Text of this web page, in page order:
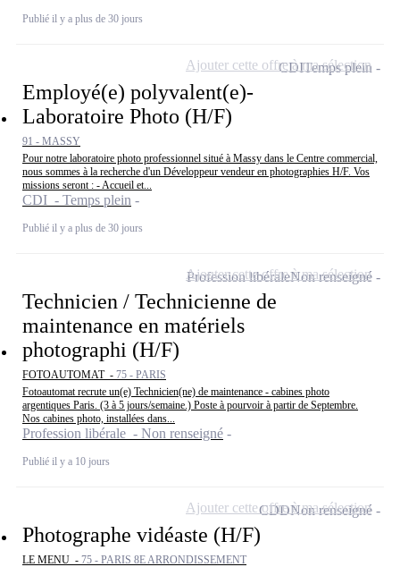
Publié il y a plus de 30 jours
Employé(e) polyvalent(e)-
Laboratoire Photo (H/F)
91 - MASSY
Pour notre laboratoire photo professionnel situé à Massy dans le Centre commercial,
nous sommes à la recherche d'un Développeur vendeur en photographies H/F. Vos
missions seront : - Accueil et...
CDI - Temps plein
Publié il y a plus de 30 jours
CDITemps plein
Ajouter cette offre à ma sélection
Technicien / Technicienne de
maintenance en matériels
photographi (H/F)
FOTOAUTOMAT - 75 - PARIS
Fotoautomat recrute un(e) Technicien(ne) de maintenance - cabines photo
argentiques Paris. (3 à 5 jours/semaine.) Poste à pourvoir à partir de Septembre.
Nos cabines photo, installées dans...
Profession libérale - Non renseigné
Publié il y a 10 jours
Profession libéraleNon renseigné
Ajouter cette offre à ma sélection
Photographe vidéaste (H/F)
LE MENU - 75 - PARIS 8E ARRONDISSEMENT
CDDNon renseigné
Ajouter cette offre à ma sélection